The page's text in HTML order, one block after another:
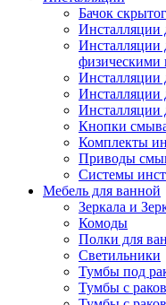
Бачок
Инсталляции
Инсталляции
физическими
Инсталляции
Инсталляции
Инсталляции
Кнопки
Комплекты
Приводы
Системы
Мебель для ванной
Зеркала и
Комоды
Полки для
Светильники
Тумбы под
Тумбы с